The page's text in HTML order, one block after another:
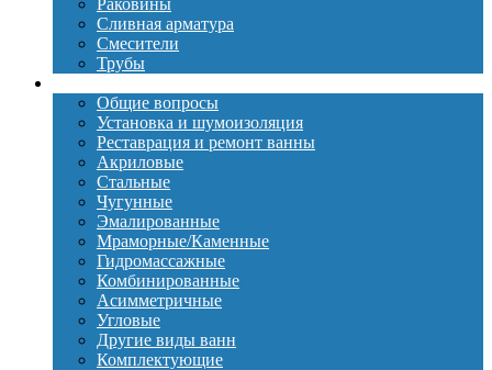
Раковины
Сливная арматура
Смесители
Трубы
Общие вопросы
Установка и шумоизоляция
Реставрация и ремонт ванны
Акриловые
Стальные
Чугунные
Эмалированные
Мраморные/Каменные
Гидромассажные
Комбинированные
Асимметричные
Угловые
Другие виды ванн
Комплектующие